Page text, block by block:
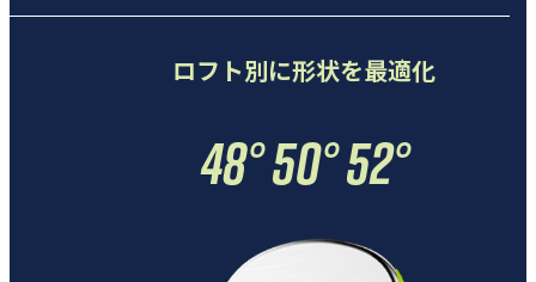
ロフト別に形状を最適化
48° 50° 52°